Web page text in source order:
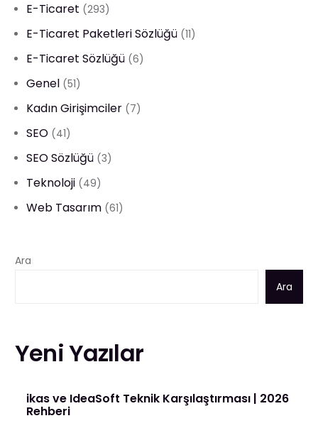
E-Ticaret (293)
E-Ticaret Paketleri Sözlüğü (11)
E-Ticaret Sözlüğü (6)
Genel (51)
Kadın Girişimciler (7)
SEO (41)
SEO Sözlüğü (3)
Teknoloji (49)
Web Tasarım (61)
Ara
Ara
Yeni Yazılar
ikas ve IdeaSoft Teknik Karşılaştırması | 2026
Rehberi